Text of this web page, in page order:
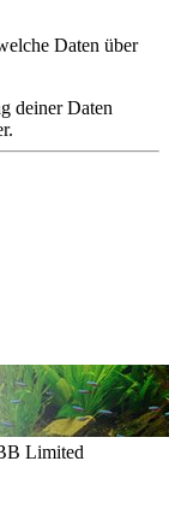
Daten über
deiner Daten
Limited